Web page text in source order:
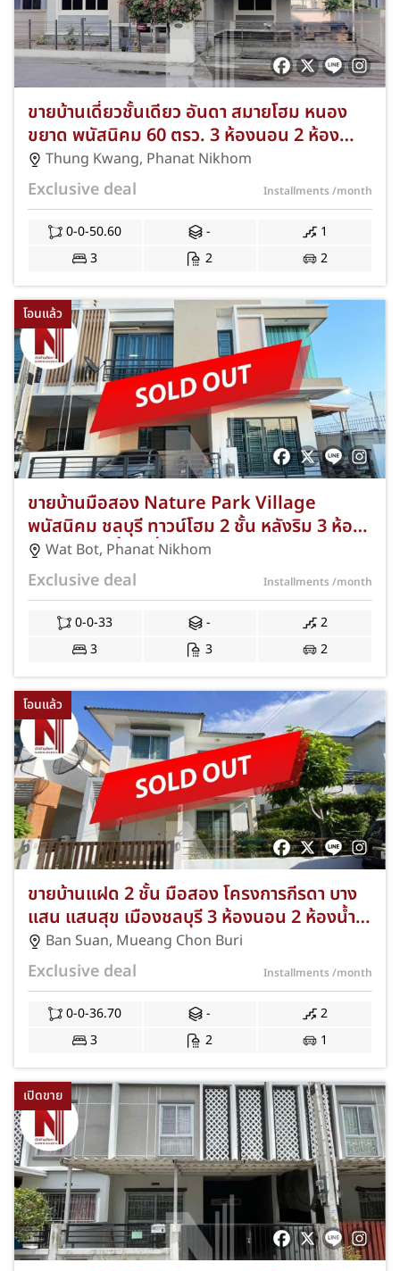
ขายบ้านเดี่ยวชั้นเดียว อันดา สมายโฮม หนอง
ขยาด พนัสนิคม 60 ตรว. 3 ห้องนอน 2 ห้องน้ำ
ฟรีของแถมเพียบ | บ้านใหม่ชลบุรี ใกล้เมือง
ราคาคุ้ม NKA-74/0002
Thung Kwang, Phanat Nikhom
Exclusive deal Installments/month
0-0-50.60 -
1
3
2 2
โอนแล้ว
ขายบ้านมือสอง Nature Park Village
พนัสนิคม ชลบุรี ทาวน์โฮม 2 ชั้น หลังริม 3 ห้อง
นอน 3 ห้องน้ำ 2 ที่จอดรถ 33 ตร.ว. พร้อมแอร์
ผ้าม่าน มุ้งลวด เหล็กดัด และโปรโมชั่นพิเศษ
NKA-71/0035
Wat Bot, Phanat Nikhom
Exclusive deal Installments/month
0-0-33 -
2
3
3 2
โอนแล้ว
ขายบ้านแฝด 2 ชั้น มือสอง โครงการกีรดา บาง
แสน แสนสุข เมืองชลบุรี 3 ห้องนอน 2 ห้องน้ำ
36.7 ตร.ว. JS-037
Ban Suan, Mueang Chon Buri
Exclusive deal Installments/month
0-0-36.70 -
2
3
2 1
เปิดขาย